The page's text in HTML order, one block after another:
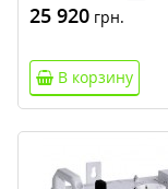
25 920 грн.
В корзину